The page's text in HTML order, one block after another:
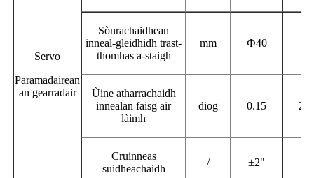
Servo
Paramadairean
an gearradair
Sònrachaidhean
inneal-gleidhidh trast-
thomhas a-staigh
mm Ф40
Ùine atharrachaidh
innealan faisg air
làimh
diog 0.15
Cruinneas
suidheachaidh
/ ±2"